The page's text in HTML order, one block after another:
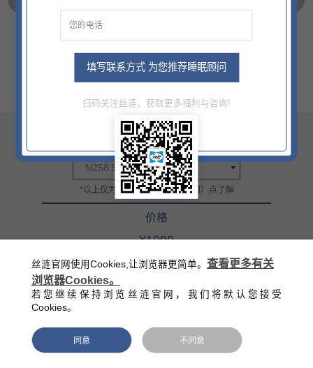
尺寸
N258 500×410×510MM
*以上仅为部分信息，详情门（网）点了解
价格
¥1999
官方零售指导价（该价格不含底床）
西藏/新疆/海南/青海等偏远地区除外
填写联系方式 为您推荐睡眠顾问
扫码关注丝涟，获取更多福利与咨询!
丝涟官网使用Cookies,让浏览器更简单。 查看更多有关
浏览器Cookies。
若您继续保持浏览丝涟官网，我们将默认您接受
Cookies。
同意 不同意